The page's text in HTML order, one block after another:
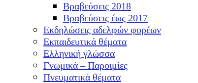
Βραβεύσεις 2018
Βραβεύσεις έως 2017
Εκδηλώσεις αδελφών φορέων
Εκπαιδευτικά θέματα
Ελληνική γλώσσα
Γνωμικά – Παροιμίες
Πνευματικά θέματα